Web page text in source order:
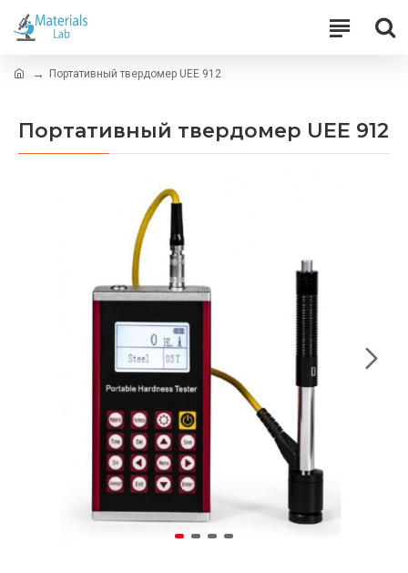
Портативный твердомер UEE 912
Портативный твердомер UEE 912